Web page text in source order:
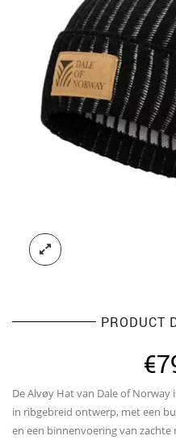
PRODUCT
€
De Alvøy Hat van Dale of
in ribgebreid ontwerp, met een
en een binnenvoering van